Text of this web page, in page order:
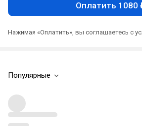
Оплатить 1080
Нажимая «Оплатить», вы соглашаетесь с
Популярные